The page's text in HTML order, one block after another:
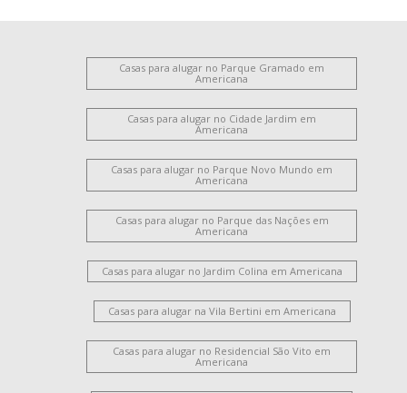
Casas para alugar no Parque Gramado em
Americana
Casas para alugar no Cidade Jardim em
Americana
Casas para alugar no Parque Novo Mundo em
Americana
Casas para alugar no Parque das Nações em
Americana
Casas para alugar no Jardim Colina em Americana
Casas para alugar na Vila Bertini em Americana
Casas para alugar no Residencial São Vito em
Americana